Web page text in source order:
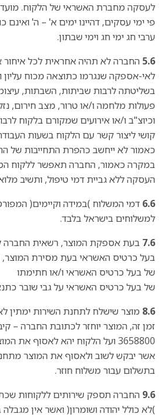
לעסקה מחברת האשראי של הלקוח.
פי ימי עסקים, דהיינו ימים א' – ה' ואינם
ערבי חג ימי חג וימי שבתון.
5.6 החברה לא תהיה אחראית לכל איחור
לאי-אספקה שנגרמו כתוצאה מכוח עליון
בשליטתה לרבות שביתות, השבתות,
פעולות מלחמה ו/או טרור, מצב חירום,
וכיוצ"ב ו/או אירועים שמקורם בלקוח
קושי ליצור קשר עם הלקוח בשעות
כאמור לא ייחשב כהפרת התחייבות של
במקרה כאמור, החברה תאפשר ללקוח
העסקה ללא גביית דמי טיפול, ותשיב
6.6 דמי המשלוח )במידה וקיימים(
למשלוחים בישראל בלבד.
7.6 בעת אספקת המוצר, רשאית החברה
בעל כרטיס האשראי בעת מסירת המוצר,
של בעל כרטיס האשראי ו/או חתימתו
של בעל כרטיס האשראי על גבי שובר
8.6
זמן זה, המוצר יוחזר לכתובת החברה –
3658800 ועל הלקוח יהא לאסוף את
אשר יבקש לשוב ולאסוף את המוצר
בתשלום עבור משלוח חוזר.
9.6 החברה תספק שירותים ללקוחות
)לא כולל יהודה ושומרון( ואשר אין